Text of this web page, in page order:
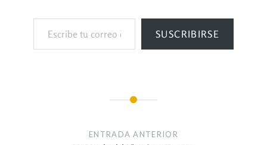
SUSCRIBIRSE
ENTRADA ANTERIOR